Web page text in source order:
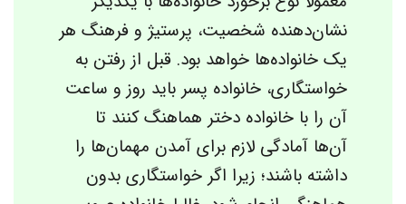
نشان‌دهنده شخصیت، پرستیژ و فرهنگ هر
یک خانواده‌ها خواهد بود. قبل از رفتن به
خواستگاری، خانواده پسر باید روز و ساعت
آن را با خانواده دختر هماهنگ کنند تا
آن‌ها آمادگی لازم برای آمدن مهمان‌ها را
داشته باشند؛ زیرا اگر خواستگاری بدون